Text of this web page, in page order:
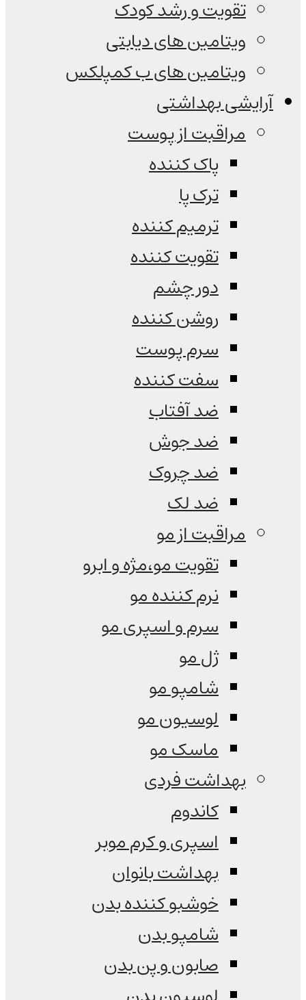
تقویت و رشد کودک
ویتامین های دیابتی
ویتامین های ب کمپلکس
آرایشی بهداشتی
مراقبت از پوست
پاک کننده
ترک پا
ترمیم کننده
تقویت کننده
دور چشم
روشن کننده
سرم پوست
سفت کننده
ضد آفتاب
ضد جوش
ضد چروک
ضد لک
مراقبت از مو
تقویت مو،مژه و ابرو
نرم کننده مو
سرم و اسپری مو
ژل مو
شامپو مو
لوسیون مو
ماسک مو
بهداشت فردی
کاندوم
اسپری و کرم موبر
بهداشت بانوان
خوشبو کننده بدن
شامپو بدن
صابون و پن بدن